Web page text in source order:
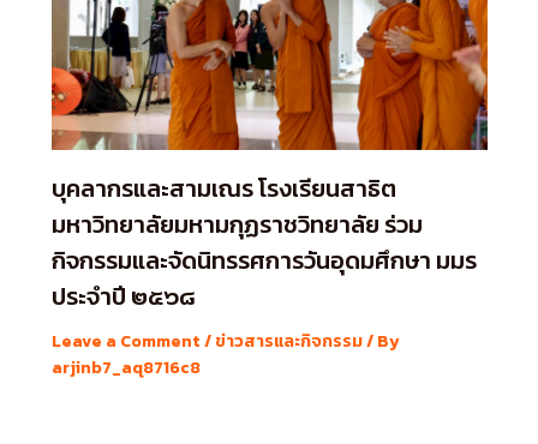
บุคลากรและสามเณร โรงเรียนสาธิต
มหาวิทยาลัยมหามกุฏราชวิทยาลัย ร่วม
กิจกรรมและจัดนิทรรศการวันอุดมศึกษา มมร
ประจำปี ๒๕๖๘
Leave a Comment/ข่าวสารและกิจกรรม/ By
arjinb7_aq8716c8